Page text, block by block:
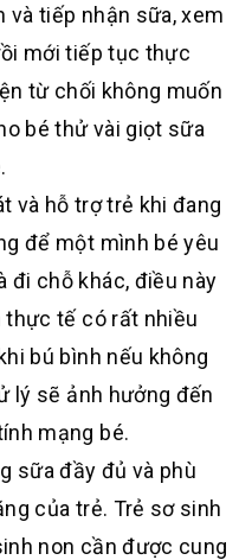
và tiếp nhận sữa, xem
mới tiếp tục thực
từ chối không muốn
bé thử vài giọt sữa
và hỗ trợ trẻ khi đang
để một mình bé yêu
đi chỗ khác, điều này
tế có rất nhiều
bú bình nếu không
lý sẽ ảnh hưởng đến
mạng bé.
sữa đầy đủ và phù
của trẻ. Trẻ sơ sinh
non cần được cung